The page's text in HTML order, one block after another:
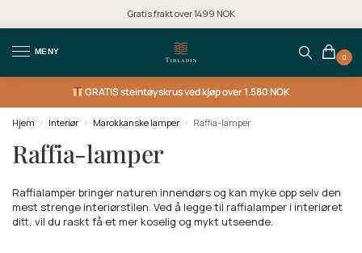
Gratis frakt over 1499 NOK
MENY
0
GRATISsteintøyskrus ved kjøp over 1.580 NOK
Hjem / Interiør / Marokkanske lamper / Raffia-lamper
Raffia-lamper
Raffialamper bringer naturen innendørs og kan myke opp selv den
mest strenge interiørstilen. Ved å legge til raffialamper i interiøret
ditt, vil du raskt få et mer koselig og mykt utseende.